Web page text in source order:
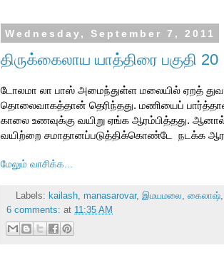
Wednesday, September 7, 2011
திருக்கைலாய யாத்திரை பகுதி 20
டோலமா லா பாஸ் அமைந்துள்ள மலையில் ஏறத்
தொலைவாகத்தான் தெரிந்தது. மணியைப்
காலை உணவுக்கு வயிறு ஏங்க ஆரம்பித்தது.
வயிற்றை சமாதானப்படுத்திக்கொண்டே நடக்க
மேலும் வாசிக்க...
Labels: kailash, manasarovar, இமயமலை, கைலாஷ்,
6 comments: at 11:35 AM